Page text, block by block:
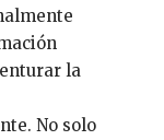
la
No solo